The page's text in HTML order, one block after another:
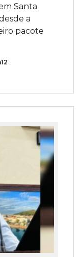
Santa
a
pacote